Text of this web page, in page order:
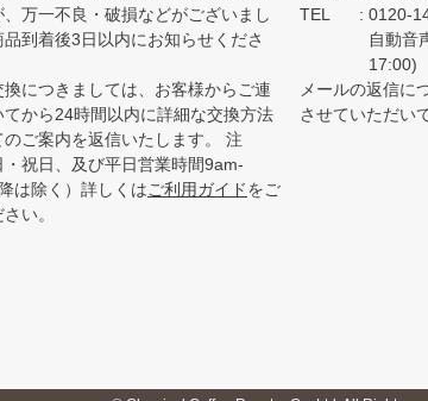
、万一不良・破損などがございまし
品到着後3日以内にお知らせくださ
換につきましては、お客様からご連
てから24時間以内に詳細な交換方法
のご案内を返信いたします。 注
・祝日、及び平日営業時間9am-
は除く）詳しくはご利用ガイドをご
い。
TEL
0120-
自動音
17:00)
メールの返信に
させていただい